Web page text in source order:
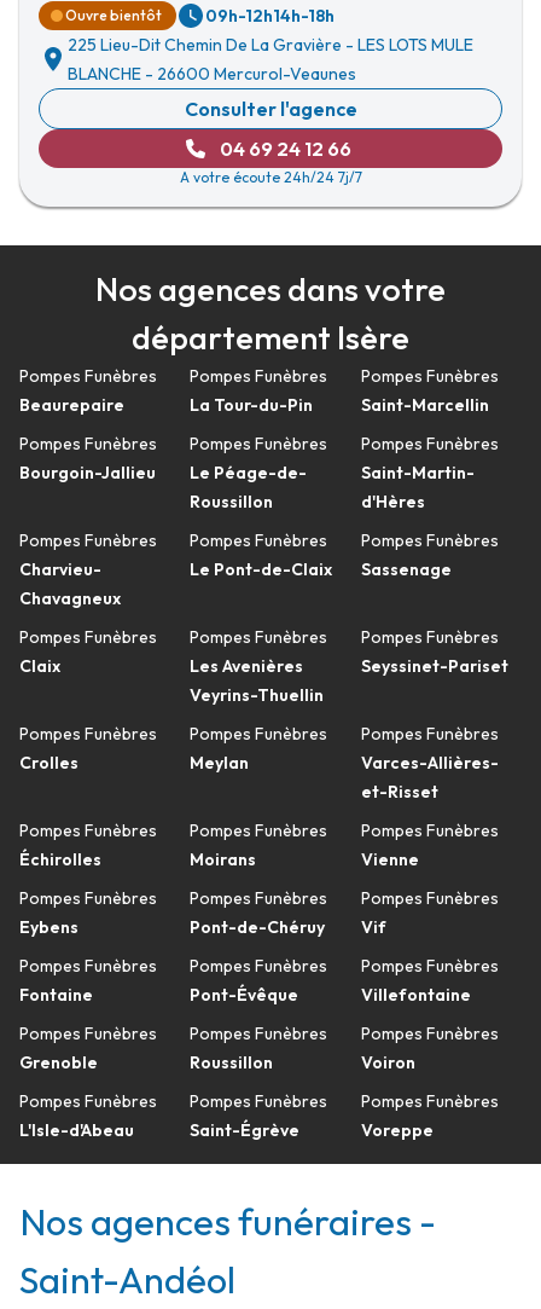
Ouvre bientôt 09h-12h14h-18h
225 Lieu-Dit Chemin De La Gravière - LES LOTS MULE
BLANCHE - 26600 Mercurol-Veaunes
Consulter l'agence
04 69 24 12 66
A votre écoute 24h/24 7j/7
Nos agences dans votre
département Isère
Pompes Funèbres
Beaurepaire
Pompes Funèbres
Bourgoin-Jallieu
Pompes Funèbres
Charvieu-
Chavagneux
Pompes Funèbres
Claix
Pompes Funèbres
Crolles
Pompes Funèbres
Échirolles
Pompes Funèbres
Eybens
Pompes Funèbres
Fontaine
Pompes Funèbres
Grenoble
Pompes Funèbres
L'Isle-d'Abeau
Pompes Funèbres
La Tour-du-Pin
Pompes Funèbres
Le Péage-de-
Roussillon
Pompes Funèbres
Le Pont-de-Claix
Pompes Funèbres
Les Avenières
Veyrins-Thuellin
Pompes Funèbres
Meylan
Pompes Funèbres
Moirans
Pompes Funèbres
Pont-de-Chéruy
Pompes Funèbres
Pont-Évêque
Pompes Funèbres
Roussillon
Pompes Funèbres
Saint-Égrève
Pompes Funèbres
Saint-Marcellin
Pompes Funèbres
Saint-Martin-
d'Hères
Pompes Funèbres
Sassenage
Pompes Funèbres
Seyssinet-Pariset
Pompes Funèbres
Varces-Allières-
et-Risset
Pompes Funèbres
Vienne
Pompes Funèbres
Vif
Pompes Funèbres
Villefontaine
Pompes Funèbres
Voiron
Pompes Funèbres
Voreppe
Nos agences funéraires -
Saint-Andéol